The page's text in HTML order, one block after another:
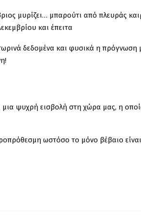
μυρίζει… μπαρούτι από πλευράς
και έπειτα
δεδομένα και φυσικά η πρόγνωση
ψυχρή εισβολή στη χώρα μας, η
ωστόσο το μόνο βέβαιο